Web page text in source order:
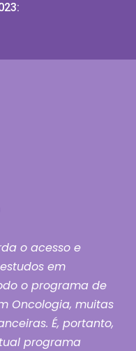
o acesso e
em
o programa de
Oncologia, muitas
É, portanto,
programa